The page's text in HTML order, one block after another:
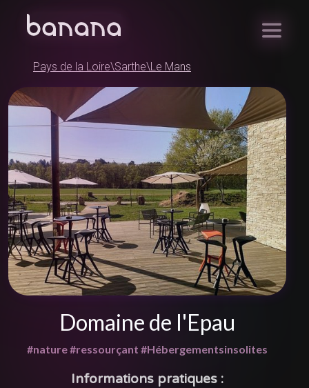
Pays de la Loire\Sarthe\Le Mans
Domaine de l'Epau
#nature #ressourçant #Hébergementsinsolites
Informations pratiques :